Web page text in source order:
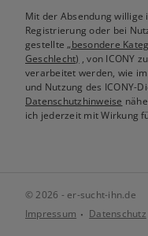
Mit der Absendung willige
Registrierung oder bei
gestellte„besondere
Geschlecht) , von ICONY
verarbeitet werden, wie
und Nutzung des ICONY-
Datenschutzhinweise
ich jederzeit mit Wirkung
© 2026 - er-sucht-ihn.de
Impressum
Datenschutz